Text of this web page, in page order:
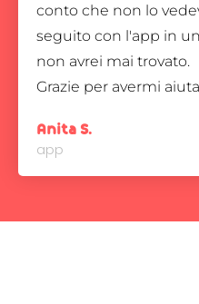
conto che non lo
seguito con l'app in
non avrei mai trovato.
Grazie per avermi
Anita S.
app